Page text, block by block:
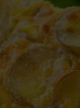
新蛋白粉終極指